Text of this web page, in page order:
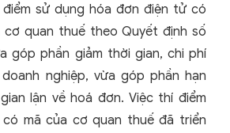
sử dụng hóa đơn điện tử có
quan thuế theo Quyết định số
góp phần giảm thời gian, chi phí
nghiệp, vừa góp phần hạn
lận về hoá đơn. Việc thí điểm
mã của cơ quan thuế đã triển